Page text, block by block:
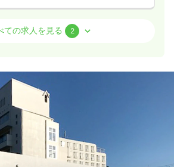
理職
600万円以上可
詳細を見る
ての求人を見る 2